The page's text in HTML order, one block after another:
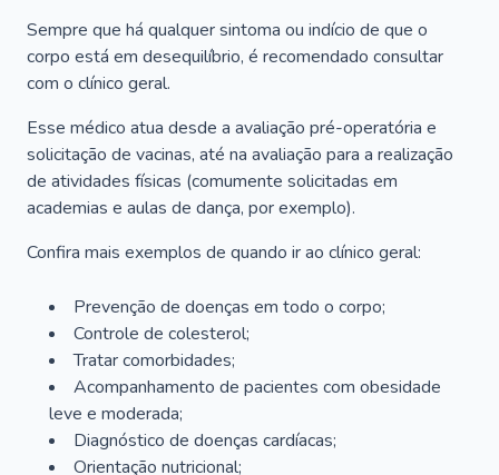
Sempre que há qualquer sintoma ou indício de que o
corpo está em desequilíbrio, é recomendado consultar
com o clínico geral.
Esse médico atua desde a avaliação pré-operatória e
solicitação de vacinas, até na avaliação para a realização
de atividades físicas (comumente solicitadas em
academias e aulas de dança, por exemplo).
Confira mais exemplos de quando ir ao clínico geral:
Prevenção de doenças em todo o corpo;
Controle de colesterol;
Tratar comorbidades;
Acompanhamento de pacientes com obesidade
leve e moderada;
Diagnóstico de doenças cardíacas;
Orientação nutricional;